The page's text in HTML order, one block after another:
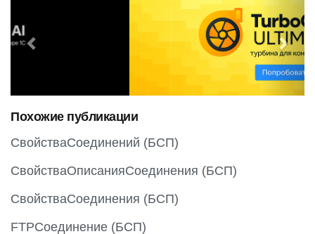
e
o
u
s
e
x
t
Похожие публикации
СвойстваСоединений (БСП)
СвойстваОписанияСоединения (БСП)
СвойстваСоединения (БСП)
FTPСоединение (БСП)